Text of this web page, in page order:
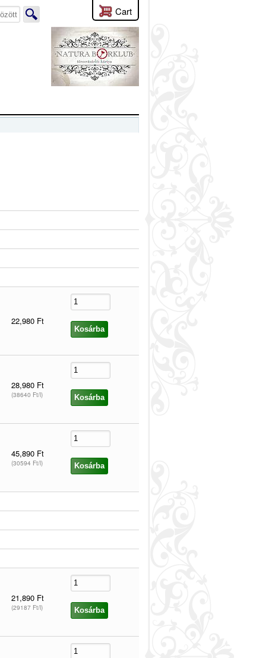
Cart
22,980 Ft
28,980 Ft
(38640 Ft/l)
45,890 Ft
(30594 Ft/l)
21,890 Ft
(29187 Ft/l)